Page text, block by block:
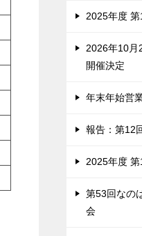
2025年度
2026年10月
開催決定
年末年始営
報告：第12
2025年度
第53回なの
会